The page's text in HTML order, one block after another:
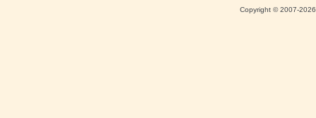
Copyright © 2007-